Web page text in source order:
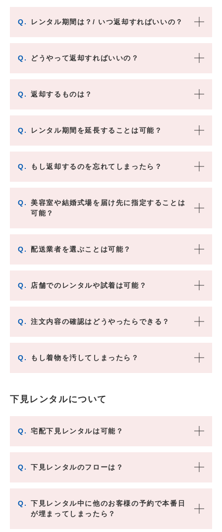
Q. レンタル期間は？/ いつ返却すればいいの？
Q. どうやって返却すればいいの？
Q. 返却するものは？
Q. レンタル期間を延長することは可能？
Q. もし返却するのを忘れてしまったら？
Q.
美容室や結婚式場を届け先に指定することは
可能？
Q. 配送業者を選ぶことは可能？
Q. 店舗でのレンタルや試着は可能？
Q. 注文内容の確認はどうやったらできる？
Q. もし着物を汚してしまったら？
下見レンタルについて
Q. 宅配下見レンタルは可能？
Q. 下見レンタルのフローは？
Q.
下見レンタル中に他のお客様の予約で本番日
が埋まってしまったら？